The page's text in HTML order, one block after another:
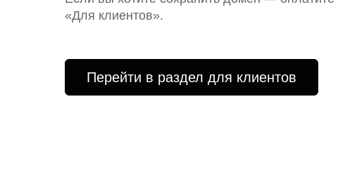
«Для клиентов».
Перейти в раздел для клиентов